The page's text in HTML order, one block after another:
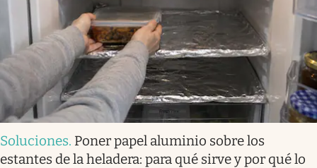
Soluciones. Poner papel aluminio sobre los
estantes de la heladera: para qué sirve y por qué lo